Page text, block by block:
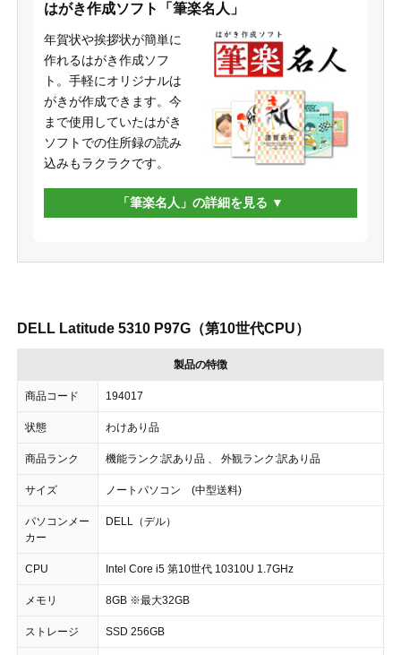
はがき作成ソフト「筆楽名人」
年賀状や挨拶状が簡単に
作れるはがき作成ソフ
ト。手軽にオリジナルは
がきが作成できます。今
まで使用していたはがき
ソフトでの住所録の読み
込みもラクラクです。
「筆楽名人」の詳細を見る
DELL Latitude 5310 P97G（第10世代CPU）
製品の特徴
商品コード 194017
状態 わけあり品
商品ランク 機能ランク:訳あり品 、 外観ランク:訳あり品
サイズ ノートパソコン (中型送料)
パソコンメー
カー
DELL（デル）
CPU Intel Core i5 第10世代 10310U 1.7GHz
メモリ 8GB ※最大32GB
ストレージ SSD 256GB